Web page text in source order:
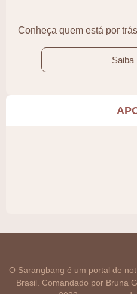
Conheça quem está por
Saiba
O Sarangbang é um portal de
Brasil. Comandado por Bruna